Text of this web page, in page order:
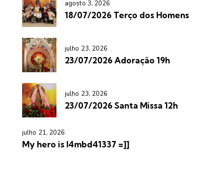
agosto 3, 2026
18/07/2026 Terço dos Homens
julho 23, 2026
23/07/2026 Adoração 19h
julho 23, 2026
23/07/2026 Santa Missa 12h
julho 21, 2026
My hero is l4mbd41337 =]]